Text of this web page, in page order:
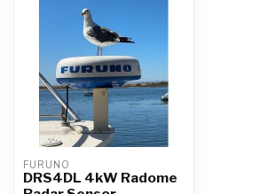
FURUNO
DRS4DL 4kW Radome